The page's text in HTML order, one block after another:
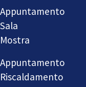
Appuntamento
Sala
Mostra
Appuntamento
Riscaldamento